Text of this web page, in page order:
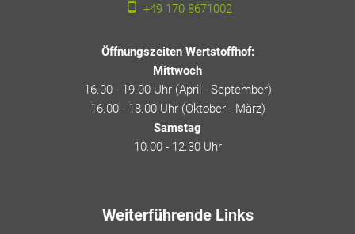
+49 170 8671002
Öffnungszeiten Wertstoffhof:
Mittwoch
16.00 - 19.00 Uhr (April - September)
16.00 - 18.00 Uhr (Oktober - März)
Samstag
10.00 - 12.30 Uhr
Weiterführende Links